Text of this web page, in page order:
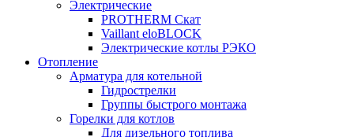
Электрические
PROTHERM Скат
Vaillant eloBLOCK
Электрические котлы РЭКО
Отопление
Арматура для котельной
Гидрострелки
Группы быстрого монтажа
Горелки для котлов
Для дизельного топлива